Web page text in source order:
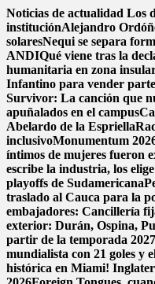
Saltar
al
contenido
Noticias de actualidad Los
instituciónAlejandro
solaresNequi se separa
ANDIQué viene tras la
humanitaria en zona
Infantino para vender
Survivor: La canción que
apuñalados en el campus
Abelardo de la Espriella
inclusivoMonumentum
íntimos de mujeres fueron
escribe la industria, los
playoffs de Sudamericana
traslado al Cauca para la
embajadores: Cancillería
exterior: Durán, Ospina,
partir de la temporada 2027
mundialista con 21 goles y
histórica en Miami!